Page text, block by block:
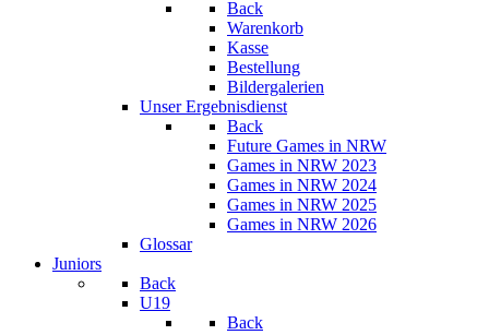
Back
Warenkorb
Kasse
Bestellung
Bildergalerien
Unser Ergebnisdienst
Back
Future Games in NRW
Games in NRW 2023
Games in NRW 2024
Games in NRW 2025
Games in NRW 2026
Glossar
Juniors
Back
U19
Back